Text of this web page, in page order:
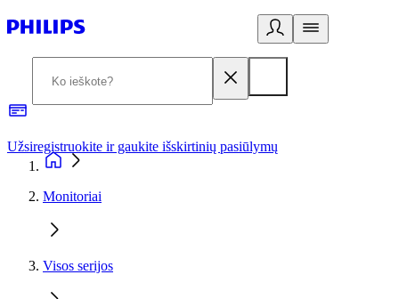
Užsiregistruokite ir gaukite išskirtinių pasiūlymų
Monitoriai
Visos serijos